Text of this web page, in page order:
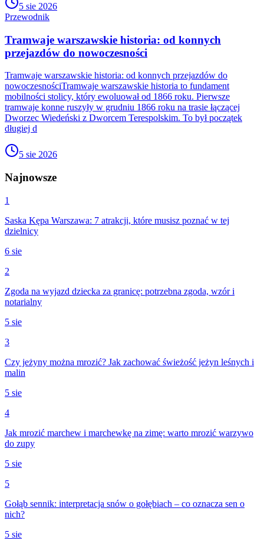
5 sie 2026
Przewodnik
Tramwaje warszawskie historia: od konnych
przejazdów do nowoczesności
Tramwaje warszawskie historia: od konnych przejazdów do
nowoczesnościTramwaje warszawskie historia to fundament
mobilności stolicy, który ewoluował od 1866 roku. Pierwsze
tramwaje konne ruszyły w grudniu 1866 roku na trasie łączącej
Dworzec Wiedeński z Dworcem Terespolskim. To był początek
długiej d
5 sie 2026
Najnowsze
1
Saska Kępa Warszawa: 7 atrakcji, które musisz poznać w tej
dzielnicy
6 sie
2
Zgoda na wyjazd dziecka za granicę: potrzebna zgoda, wzór i
notarialny
5 sie
3
Czy jeżyny można mrozić? Jak zachować świeżość jeżyn leśnych i
malin
5 sie
4
Jak mrozić marchew i marchewkę na zimę: warto mrozić warzywo
do zupy
5 sie
5
Gołąb sennik: interpretacja snów o gołębiach – co oznacza sen o
nich?
5 sie